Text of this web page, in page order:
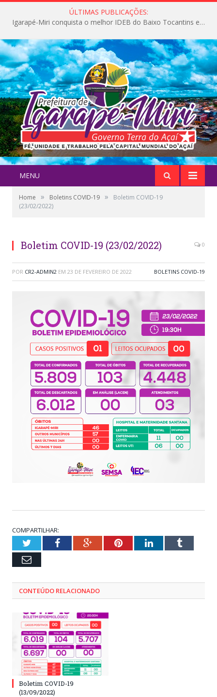
ÚLTIMAS PUBLICAÇÕES:
Igarapé-Miri conquista o melhor IDEB do Baixo Tocantins e avança na qualidade da educação pública
MENU
Home » Boletins COVID-19 »
Boletim COVID-19
(23/02/2022)
Boletim COVID-19 (23/02/2022) 0
POR CR2-ADMIN2 EM 23 DE FEVEREIRO DE 2022 BOLETINS COVID-19
COMPARTILHAR:
TwitterFacebookGoogle+PinterestLinkedInTumblr
Email
CONTEÚDO RELACIONADO
Boletim COVID-19
(13/09/2022)